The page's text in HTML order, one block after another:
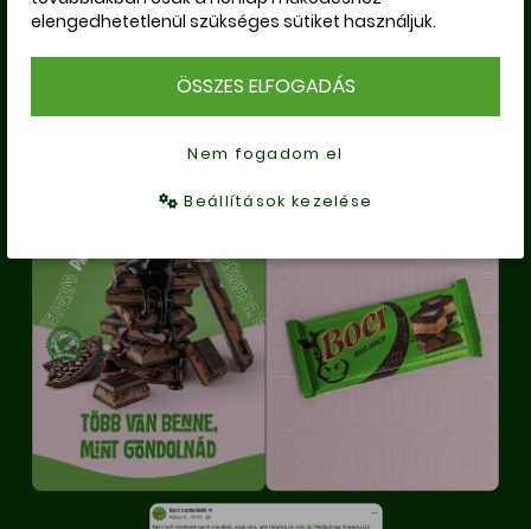
MÉDIA FELÜLETEINKEN
elengedhetetlenül szükséges sütiket használjuk.
ÖSSZES ELFOGADÁS
Nem fogadom el
Beállítások kezelése